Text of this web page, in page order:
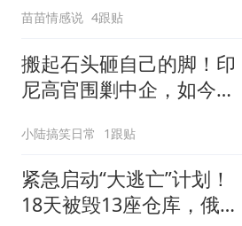
苗苗情感说 4跟贴
搬起石头砸自己的脚！印
尼高官围剿中企，如今烂
小陆搞笑日常 1跟贴
紧急启动“大逃亡”计划！
18天被毁13座仓库，俄电